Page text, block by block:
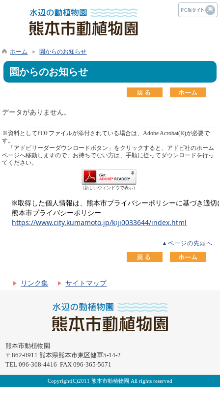
ホーム ＞ 園からのお知らせ
園からのお知らせ
データがありません。
※資料としてPDFファイルが添付されている場合は、Adobe Acrobat(R)が必要で
す。
「アドビリーダーダウンロードボタン」をクリックすると、アドビ社のホーム
ページへ移動しますので、お持ちでない方は、手順に従ってダウンロードを行っ
てください。
（新しいウィンドウで表示）
※取得した個人情報は、熊本市プライバシーポリシーに基づき適切
熊本市プライバシーポリシー
https://www.city.kumamoto.jp/kiji0033644/index.html
▲ページの先頭へ
リンク集 サイトマップ
熊本市動植物園
〒862-0911 熊本県熊本市東区健軍5-14-2
TEL 096-368-4416 FAX 096-365-5671
Copyright(C)2011 熊本市動植物園 All rights reserved